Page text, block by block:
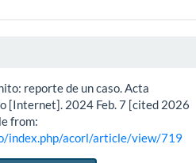
reporte de un caso. Acta
[Internet]. 2024 Feb. 7 [cited 2026
from:
index.php/acorl/article/view/719